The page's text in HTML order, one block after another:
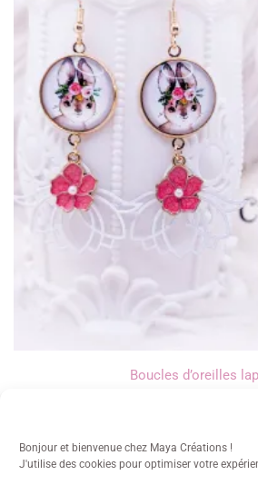
Bonjour et bienvenue chez Maya Créations !
J'utilise des cookies pour optimiser votre
Boucles d’oreilles